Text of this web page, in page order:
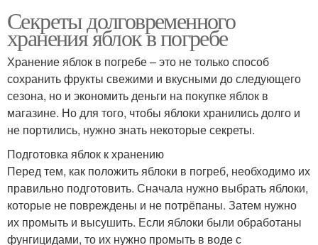
Секреты долговременного
хранения яблок в погребе
Хранение яблок в погребе – это не только способ
сохранить фрукты свежими и вкусными до следующего
сезона, но и экономить деньги на покупке яблок в
магазине. Но для того, чтобы яблоки хранились долго и
не портились, нужно знать некоторые секреты.
Подготовка яблок к хранению
Перед тем, как положить яблоки в погреб, необходимо их
правильно подготовить. Сначала нужно выбрать яблоки,
которые не повреждены и не потрёпаны. Затем нужно
их промыть и высушить. Если яблоки были обработаны
фунгицидами, то их нужно промыть в воде с